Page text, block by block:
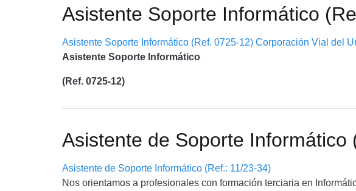
Asistente Soporte Informático
Asistente Soporte Informático (Ref. 0725-12) Corporación Vial del
Asistente Soporte Informático
(Ref. 0725-12)
Asistente de Soporte Informático
Asistente de Soporte Informático (Ref.: 11/23-34)
Nos orientamos a profesionales con formación terciaria en